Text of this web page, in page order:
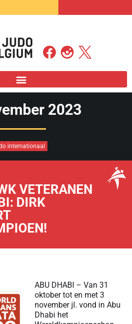
2023
internationaal
VETERANEN
DIRK
ABU DHABI – Van 31
oktober tot en met 3
november jl. vond in Abu
Dhabi het